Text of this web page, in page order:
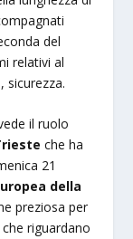
del
relativi al
sicurezza.
il ruolo
che ha
21
della
preziosa per
riguardano